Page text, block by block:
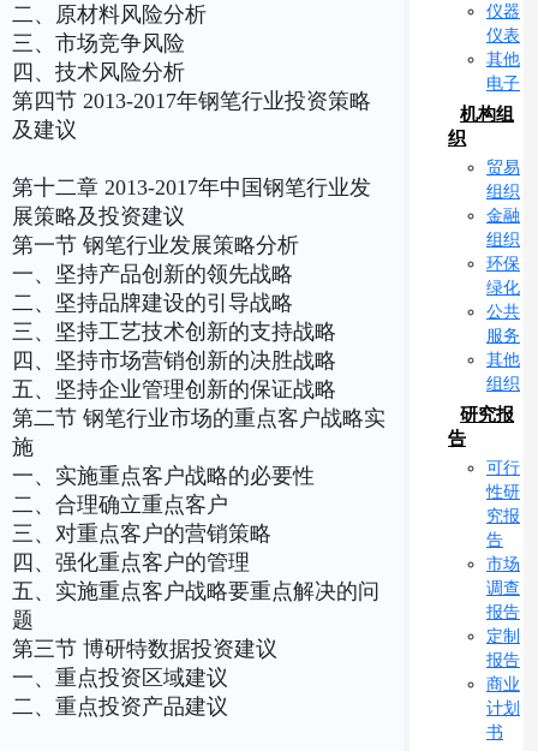
二、原材料风险分析
三、市场竞争风险
四、技术风险分析
第四节 2013-2017年钢笔行业投资策略
及建议
第十二章 2013-2017年中国钢笔行业发
展策略及投资建议
第一节 钢笔行业发展策略分析
一、坚持产品创新的领先战略
二、坚持品牌建设的引导战略
三、坚持工艺技术创新的支持战略
四、坚持市场营销创新的决胜战略
五、坚持企业管理创新的保证战略
第二节 钢笔行业市场的重点客户战略实
施
一、实施重点客户战略的必要性
二、合理确立重点客户
三、对重点客户的营销策略
四、强化重点客户的管理
五、实施重点客户战略要重点解决的问
题
第三节 博研特数据投资建议
一、重点投资区域建议
二、重点投资产品建议
仪器
仪表
其他
电子
机构组
织
贸易
组织
金融
组织
环保
绿化
公共
服务
其他
组织
研究报
告
可行
性研
究报
告
市场
调查
报告
定制
报告
商业
计划
书